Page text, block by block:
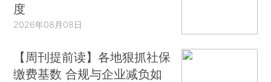
度
2026年08月08日
【周刊提前读】各地狠抓社保
缴费基数 合规与企业减负如